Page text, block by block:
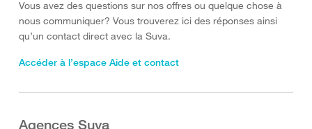
Vous avez des questions sur nos offres ou quelque chose à
nous communiquer? Vous trouverez ici des réponses ainsi
qu’un contact direct avec la Suva.
Accéder à l’espace Aide et contact
Agences Suva